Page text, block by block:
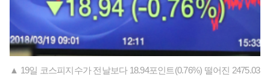
▲ 19일 코스피지수가 전날보다 18.94포인트(0.76%) 떨어진 2475.03